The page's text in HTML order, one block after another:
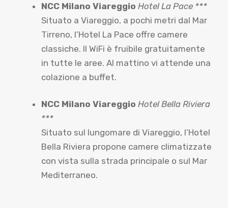
NCC Milano Viareggio Hotel La Pace ***
Situato a Viareggio, a pochi metri dal Mar
Tirreno, l’Hotel La Pace offre camere
classiche. Il WiFi è fruibile gratuitamente
in tutte le aree. Al mattino vi attende una
colazione a buffet.
NCC Milano Viareggio Hotel Bella Riviera
***
Situato sul lungomare di Viareggio, l’Hotel
Bella Riviera propone camere climatizzate
con vista sulla strada principale o sul Mar
Mediterraneo.